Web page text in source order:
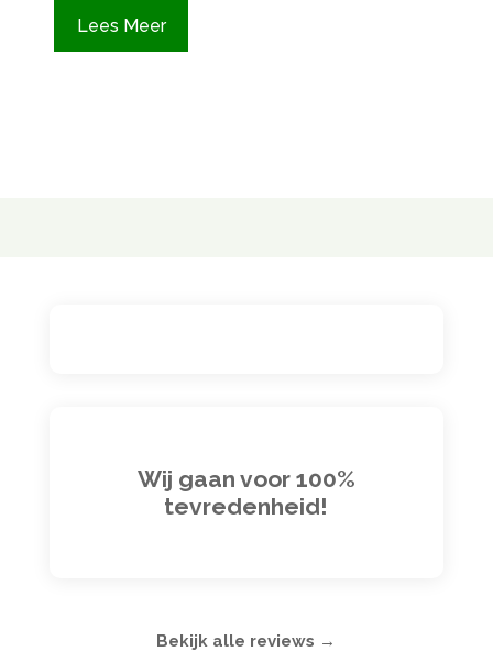
Lees Meer
Wij gaan voor 100%
tevredenheid!
Bekijk alle reviews →